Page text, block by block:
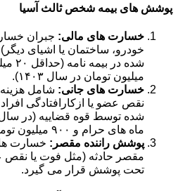
پوشش های بیمه شخص ثالث آسیا
خسارت های مالی: جبران
خودرو، ساختمان یا اشیای
میلیون تومان در سال ۱۴۰۳).
خسارت های جانی: شامل
نقص عضو یا ازکارافتادگی
ماه های حرام و ۹۰۰ میلیون تومان در ماه های عادی).
پوشش راننده مقصر: خسارت
مقصر حادثه (مثل فوت یا
تحت پوشش قرار می گیرد.